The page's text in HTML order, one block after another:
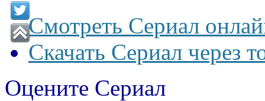
Смотреть Сериал
Скачать Сериал через
Оцените Сериал